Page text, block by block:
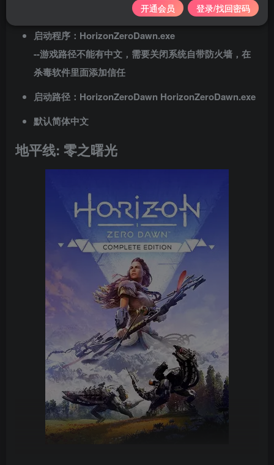
启动程序：HorizonZeroDawn.exe
--游戏路径不能有中文，需要关闭系统自带防火墙，在
杀毒软件里面添加信任
启动路径：HorizonZeroDawn HorizonZeroDawn.exe
默认简体中文
地平线: 零之曙光
开通会员 登录/找回密码